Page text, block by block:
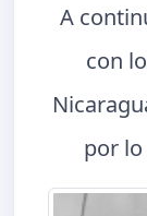
A
con
por lo